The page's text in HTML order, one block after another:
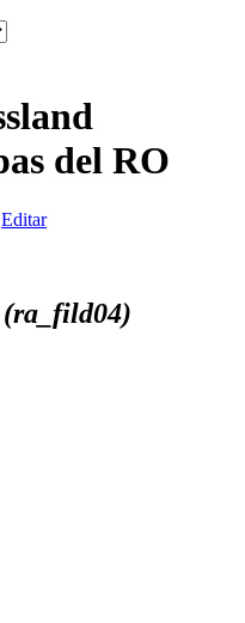
del RO
Editar
(ra_fild04)